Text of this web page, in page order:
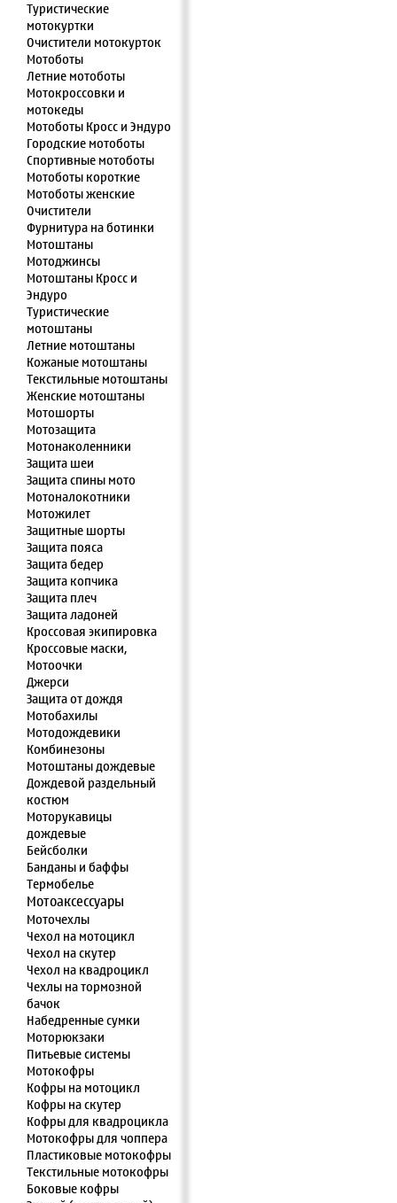
Туристические
мотокуртки
Очистители мотокурток
Мотоботы
Летние мотоботы
Мотокроссовки и
мотокеды
Мотоботы Кросс и Эндуро
Городские мотоботы
Спортивные мотоботы
Мотоботы короткие
Мотоботы женские
Очистители
Фурнитура на ботинки
Мотоштаны
Мотоджинсы
Мотоштаны Кросс и
Эндуро
Туристические
мотоштаны
Летние мотоштаны
Кожаные мотоштаны
Текстильные мотоштаны
Женские мотоштаны
Мотошорты
Мотозащита
Мотонаколенники
Защита шеи
Защита спины мото
Мотоналокотники
Мотожилет
Защитные шорты
Защита пояса
Защита бедер
Защита копчика
Защита плеч
Защита ладоней
Кроссовая экипировка
Кроссовые маски,
Мотоочки
Джерси
Защита от дождя
Мотобахилы
Мотодождевики
Комбинезоны
Мотоштаны дождевые
Дождевой раздельный
костюм
Моторукавицы
дождевые
Бейсболки
Банданы и баффы
Термобелье
Мотоаксессуары
Моточехлы
Чехол на мотоцикл
Чехол на скутер
Чехол на квадроцикл
Чехлы на тормозной
бачок
Набедренные сумки
Моторюкзаки
Питьевые системы
Мотокофры
Кофры на мотоцикл
Кофры на скутер
Кофры для квадроцикла
Мотокофры для чоппера
Пластиковые мотокофры
Текстильные мотокофры
Боковые кофры